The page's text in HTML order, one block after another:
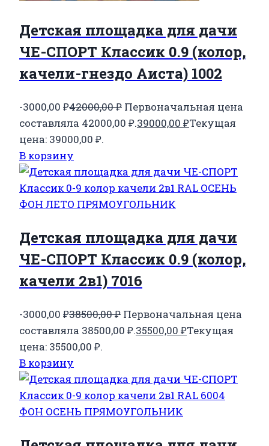
Детская площадка для дачи
ЧЕ-СПОРТ Классик 0.9 (колор,
качели-гнездо Аиста) 1002
-3000,00 ₽42000,00₽ Первоначальная цена
составляла 42000,00 ₽.39000,00 ₽Текущая
цена: 39000,00 ₽.
В корзину
Детская площадка для дачи
ЧЕ-СПОРТ Классик 0.9 (колор,
качели 2в1) 7016
-3000,00 ₽38500,00₽ Первоначальная цена
составляла 38500,00 ₽.35500,00 ₽Текущая
цена: 35500,00 ₽.
В корзину